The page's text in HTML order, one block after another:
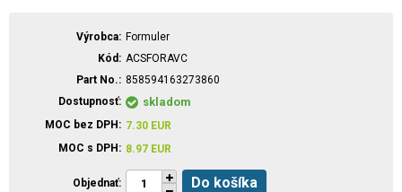
Výrobca
Formuler
Kód
ACSFORAVC
Part No.
858594163273860
Dostupnosť
skladom
MOC bez DPH 7.30 EUR
MOC s DPH
8.97 EUR
Objednať Do košíka